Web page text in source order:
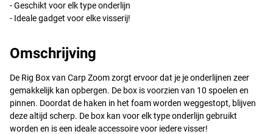
- Geschikt voor elk type onderlijn
- Ideale gadget voor elke visserij!
Omschrijving
De Rig Box van Carp Zoom zorgt ervoor dat je je onderlijnen zeer
gemakkelijk kan opbergen. De box is voorzien van 10 spoelen en
pinnen. Doordat de haken in het foam worden weggestopt, blijven
deze altijd scherp. De box kan voor elk type onderlijn gebruikt
worden en is een ideale accessoire voor iedere visser!